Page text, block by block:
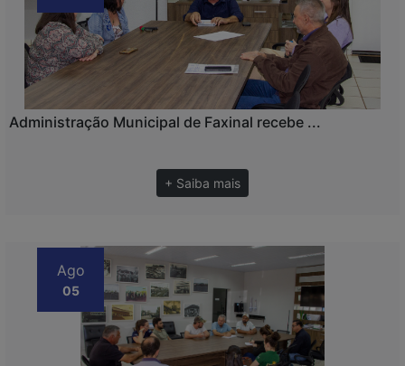
Administração Municipal de Faxinal recebe ...
+ Saiba mais
Ago
05